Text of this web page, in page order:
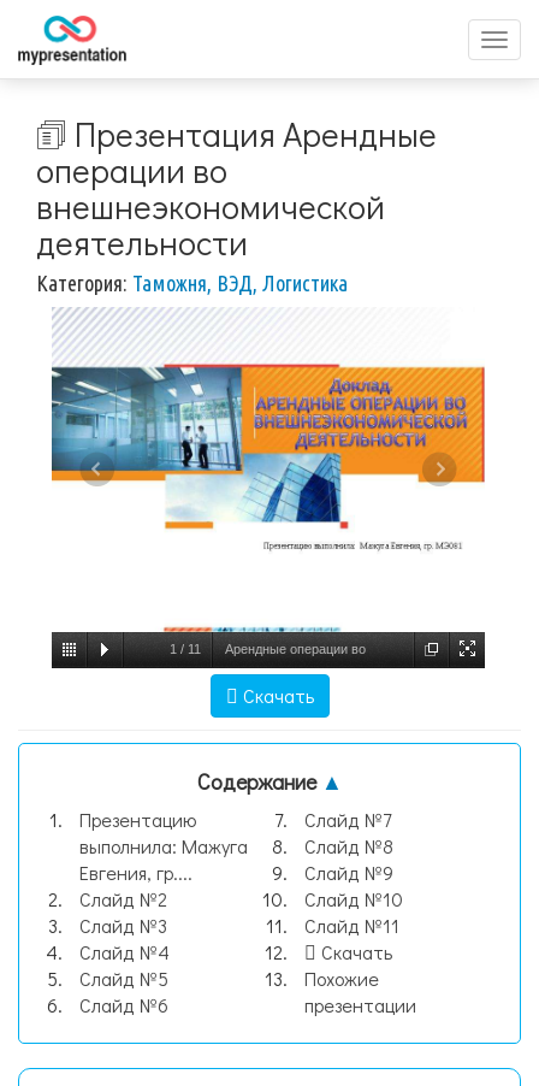
меню
🗊 Презентация Арендные
операции во
внешнеэкономической
деятельности
Категория: Таможня, ВЭД, Логистика
1 / 11 Арендные операции во
слайд №1
Скачать
Содержание ▲
Презентацию
выполнила: Мажуга
Евгения, гр....
Слайд №2
Слайд №3
Слайд №4
Слайд №5
Слайд №6
Слайд №7
Слайд №8
Слайд №9
Слайд №10
Слайд №11
Скачать
Похожие
презентации